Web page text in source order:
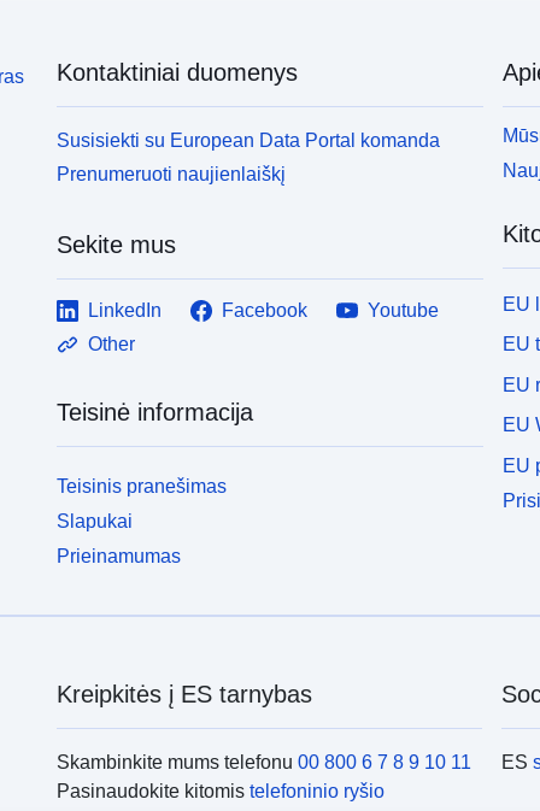
Kontaktiniai duomenys
Susisiekti su European Data Portal komanda
Prenumeruoti naujienlaiškį
Sekite mus
LinkedIn Facebook
Youtube
Other
Teisinė informacija
Teisinis pranešimas
Slapukai
Prieinamumas
EU
EU
EU
EU
EU
Kreipkitės į ES tarnybas
Skambinkite mums telefonu 00 800 6 7 8 9 10 11
Pasinaudokite kitomis telefoninio ryšio
ES